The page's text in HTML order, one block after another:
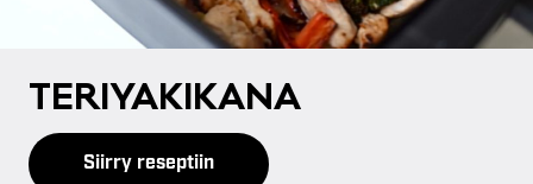
TE­RI­YA­KI­KA­NA
Siirry reseptiin